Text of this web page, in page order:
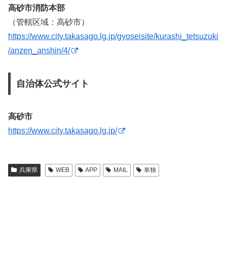
高砂市消防本部
（管轄区域：高砂市）
https://www.city.takasago.lg.jp/gyoseisite/kurashi_tetsuzuki
/anzen_anshin/4/
自治体公式サイト
高砂市
https://www.city.takasago.lg.jp/
兵庫県 WEB APP MAIL 単独